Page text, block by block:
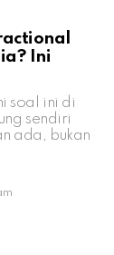
Ini
soal ini di
sendiri
ada, bukan